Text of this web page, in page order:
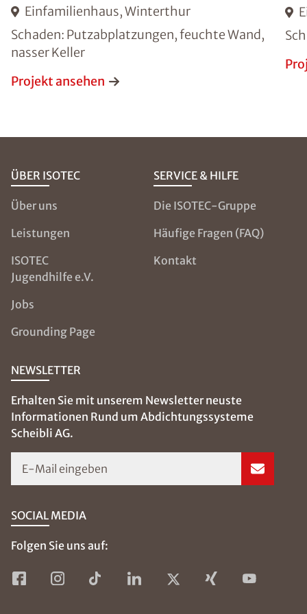
Einfamilienhaus, Winterthur
Schaden: Putzabplatzungen, feuchte Wand,
nasser Keller
Projekt ansehen
ÜBER ISOTEC
Über uns
Leistungen
ISOTEC
Jugendhilfe e.V.
Jobs
Grounding Page
SERVICE & HILFE
Die ISOTEC-Gruppe
Häufige Fragen (FAQ)
Kontakt
NEWSLETTER
Erhalten Sie mit unserem Newsletter neuste
Informationen Rund um Abdichtungssysteme
Scheibli AG.
E-Mail eingeben
SOCIAL MEDIA
Folgen Sie uns auf: